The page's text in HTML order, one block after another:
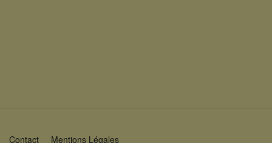
Contact Mentions Légales